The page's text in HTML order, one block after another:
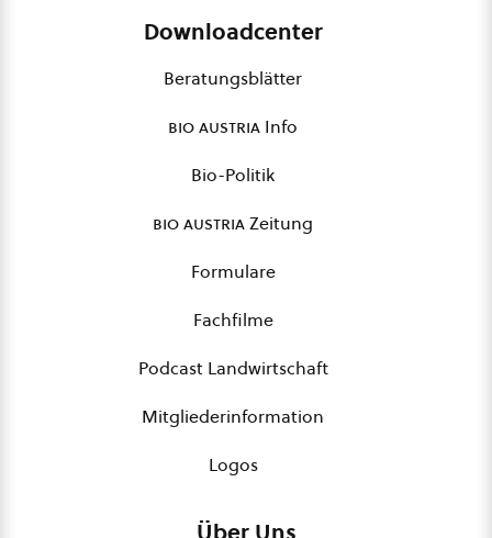
Downloadcenter
Beratungsblätter
bio austria Info
Bio-Politik
bio austriaZeitung
Formulare
Fachfilme
Podcast Landwirtschaft
Mitgliederinformation
Logos